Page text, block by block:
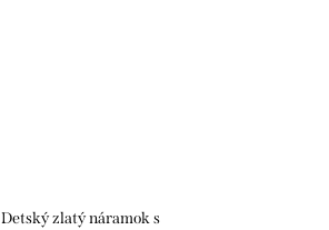
Detský zlatý náramok s